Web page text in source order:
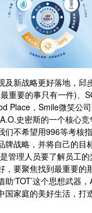
新战略更好落地，邱
重要的事只有一件)、
Place，Smile微笑公
史密斯的一个核心
们不希望用996等考核
牌战略，并将自己的目
是管理人员要了解员工
，要聚焦找到最重要的
‘TOT’这个思想武器
国家庭的美好生活，打